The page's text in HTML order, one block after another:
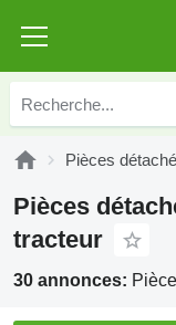
Pièces
Pièces
tracteur
30 annonces: